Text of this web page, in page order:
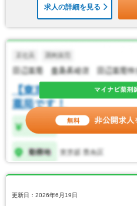
求人の詳細を見る
更新日：2026年6月19日